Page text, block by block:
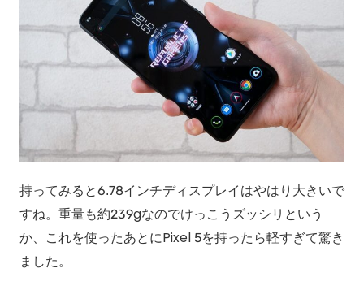
持ってみると6.78インチディスプレイはやはり大きいで
すね。重量も約239gなのでけっこうズッシリという
か、これを使ったあとにPixel 5を持ったら軽すぎて驚き
ました。